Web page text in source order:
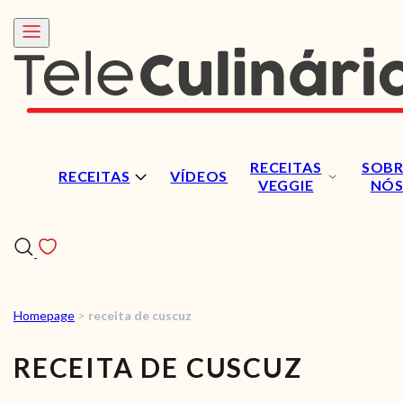
RECEITAS VÍDEOS
RECEITAS
VEGGIE
NÓS
RECEITAS
VÍDEOS
Homepage > receita de cuscuz
RECEITA DE CUSCUZ